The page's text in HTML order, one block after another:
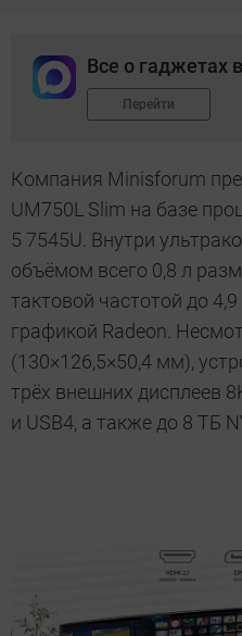
Все о гаджетах
Перейти
Компания Minisforum
UM750L Slim на базе
5 7545U. Внутри
объёмом всего 0,8 л
тактовой частотой до
графикой Radeon.
(130×126,5×50,4 мм),
трёх внешних дисплеев
и USB4, а также до 8 ТБ